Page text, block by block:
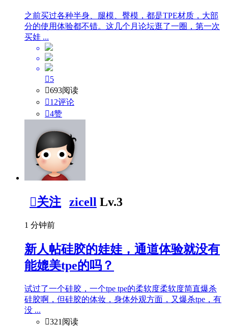
之前买过各种半身、腿模、臀模，都是TPE材质，大部
分的使用体验都不错。这几个月论坛逛了一圈，第一次
买娃 ...
5
693阅读
12评论
4赞
关注 zicell Lv.3
1 分钟前
新人帖硅胶的娃娃，通道体验就没有
能媲美tpe的吗？
试过了一个硅胶，一个tpe tpe的柔软度柔软度简直爆杀
硅胶啊，但硅胶的体妆，身体外观方面，又爆杀tpe，有
没 ...
321阅读